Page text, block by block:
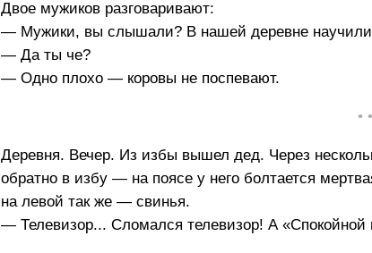
Двое мужиков разговаривают:
— Мужики, вы слышали? В нашей деревне
— Да ты че?
— Одно плохо — коровы не поспевают.
•
Деревня. Вечер. Из избы вышел дед. Через
обратно в избу — на поясе у него болтается
на левой так же — свинья.
— Телевизор... Сломался телевизор! А